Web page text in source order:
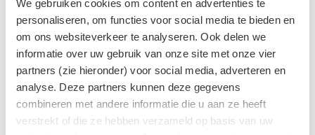
We gebruiken cookies om content en advertenties te
personaliseren, om functies voor social media te bieden en
om ons websiteverkeer te analyseren. Ook delen we
informatie over uw gebruik van onze site met onze vier
partners (zie hieronder) voor social media, adverteren en
analyse. Deze partners kunnen deze gegevens
combineren met andere informatie die u aan ze heeft
verstrekt of die ze hebben verzameld op basis van uw
Gerelateerde categorieën
Badoliën
Etherische olie voor diffuser
Kakaw Spirit